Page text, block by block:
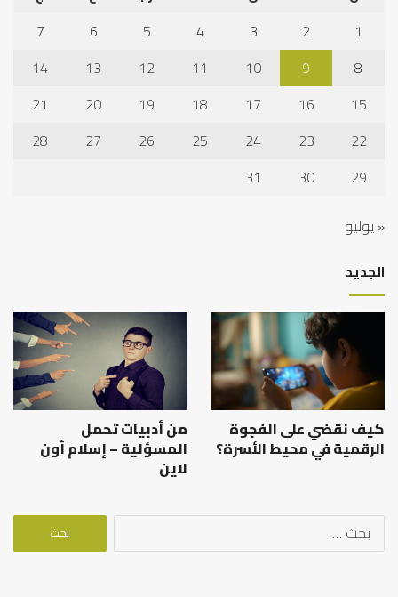
1
2
3
4
5
6
7
8
9
10
11
12
13
14
15
16
17
18
19
20
21
22
23
24
25
26
27
28
29
30
31
« يوليو
الجديد
كيف نقضي على الفجوة
الرقمية في محيط الأسرة؟
من أدبيات تحمل
المسؤلية – إسلام أون
لاين
البحث